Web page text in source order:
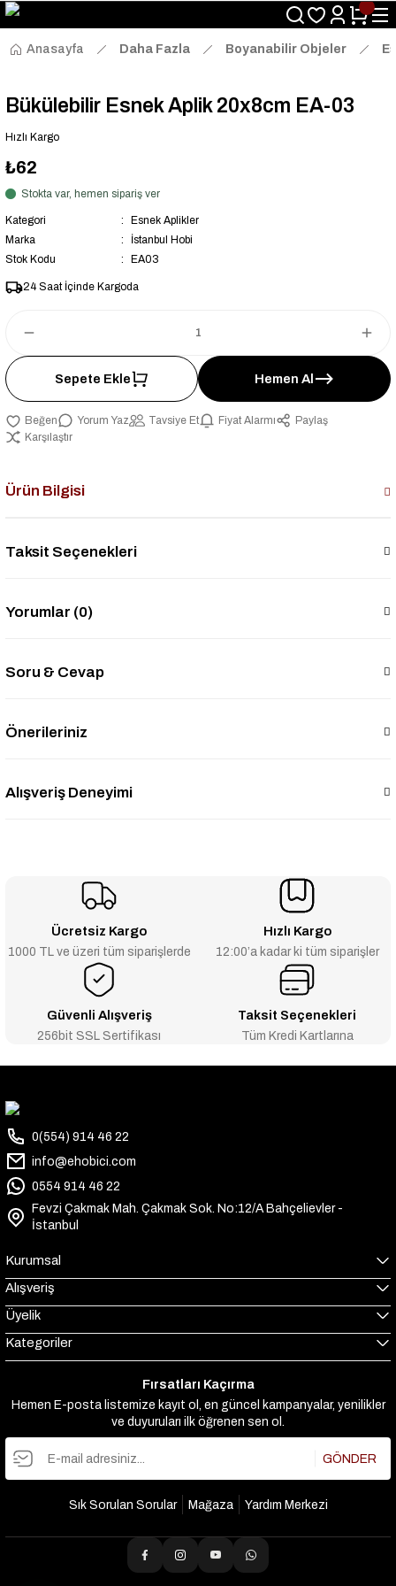
Size Özel "HG10" Kodu ile Sepette Hemen %10 İndirim Fırsatını
Kaçırmayın!
Anasayfa
Daha Fazla Boyanabilir Objeler
Bükülebilir Esnek Aplik 20x8cm EA-03
Hızlı Kargo
₺62
Stokta var, hemen sipariş ver
Kategori
Esnek Aplikler
Marka
İstanbul Hobi
Stok Kodu
EA03
24 Saat İçinde Kargoda
Sepete Ekle Hemen Al
Yorum Yaz Tavsiye Et Fiyat Alarmı
Paylaş
Karşılaştır
Ürün Bilgisi
Taksit Seçenekleri
Yorumlar (0)
Soru & Cevap
Önerileriniz
Alışveriş Deneyimi
Ücretsiz Kargo
1000 TL ve üzeri tüm siparişlerde
Hızlı Kargo
12:00’a kadar ki tüm siparişler
Güvenli Alışveriş
256bit SSL Sertifikası
Taksit Seçenekleri
Tüm Kredi Kartlarına
0(554) 914 46 22
info@ehobici.com
0554 914 46 22
Fevzi Çakmak Mah. Çakmak Sok. No:12/A Bahçelievler -
İstanbul
Kurumsal
Alışveriş
Üyelik
Kategoriler
Fırsatları Kaçırma
Hemen E-posta listemize kayıt ol, en güncel kampanyalar, yenilikler
ve duyuruları ilk öğrenen sen ol.
GÖNDER
Sık Sorulan Sorular Mağaza Yardım Merkezi